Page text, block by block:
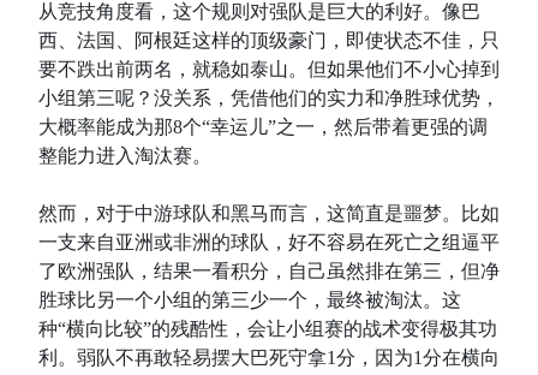
从竞技角度看，这个规则对强队是巨大的利好。像巴
西、法国、阿根廷这样的顶级豪门，即使状态不佳，只
要不跌出前两名，就稳如泰山。但如果他们不小心掉到
小组第三呢？没关系，凭借他们的实力和净胜球优势，
大概率能成为那8个“幸运儿”之一，然后带着更强的调
整能力进入淘汰赛。
然而，对于中游球队和黑马而言，这简直是噩梦。比如
一支来自亚洲或非洲的球队，好不容易在死亡之组逼平
了欧洲强队，结果一看积分，自己虽然排在第三，但净
胜球比另一个小组的第三少一个，最终被淘汰。这
种“横向比较”的残酷性，会让小组赛的战术变得极其功
利。弱队不再敢轻易摆大巴死守拿1分，因为1分在横向